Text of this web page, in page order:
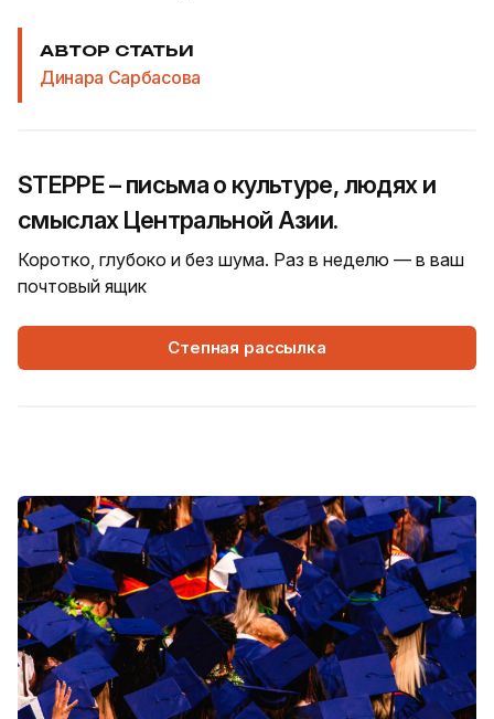
АВТОР СТАТЬИ
Динара Сарбасова
STEPPE – письма о культуре, людях и
смыслах Центральной Азии.
Коротко, глубоко и без шума. Раз в неделю — в ваш
почтовый ящик
Степная рассылка